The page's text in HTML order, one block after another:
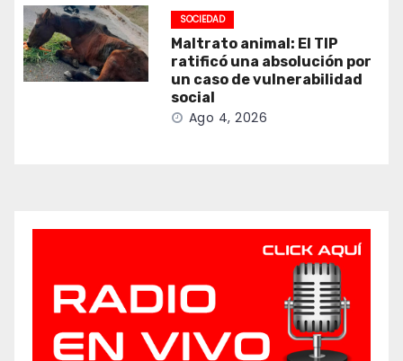
SOCIEDAD
Maltrato animal: El TIP
ratificó una absolución por
un caso de vulnerabilidad
social
Ago 4, 2026